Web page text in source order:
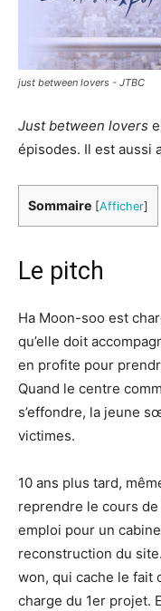
just between lovers - JTBC
Justbetween lovers
épisodes. Il est aussi
Sommaire [Afficher]
Le pitch
Ha Moon-soo est
qu’elle doit
en profite pour
Quand le centre
s’effondre, la jeune
victimes.
10 ans plus tard,
reprendre le cours
emploi pour un
reconstruction du
won, qui cache le fait
charge du 1er projet.